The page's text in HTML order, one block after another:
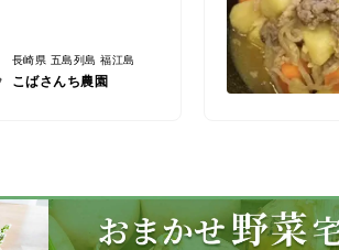
長崎県 五島列島 福江島
こばさんち農園